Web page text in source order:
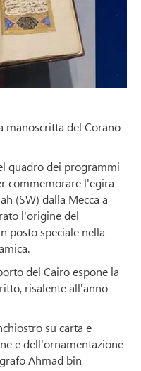
manoscritta del Corano
quadro dei programmi
commemorare l'egira
(SW) dalla Mecca a
l'origine del
posto speciale nella
del Cairo espone la
risalente all'anno
su carta e
e dell'ornamentazione
Ahmad bin